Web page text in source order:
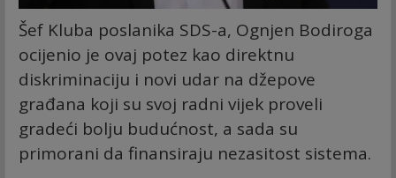
Šef Kluba poslanika SDS-a, Ognjen Bodiroga
ocijenio je ovaj potez kao direktnu
diskriminaciju i novi udar na džepove
građana koji su svoj radni vijek proveli
gradeći bolju budućnost, a sada su
primorani da finansiraju nezasitost sistema.